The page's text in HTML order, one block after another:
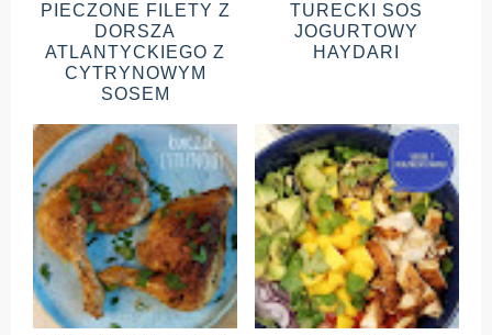
PIECZONE FILETY Z
DORSZA
ATLANTYCKIEGO Z
CYTRYNOWYM
SOSEM
TURECKI SOS
JOGURTOWY
HAYDARI